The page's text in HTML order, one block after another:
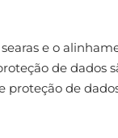
e o
de dados
proteção de